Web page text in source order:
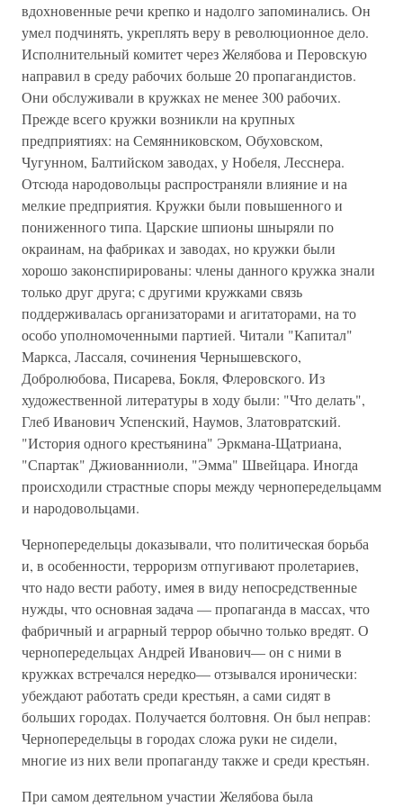
вдохновенные речи крепко и надолго запоминались. Он
умел подчинять, укреплять веру в революционное дело.
Исполнительный комитет через Желябова и Перовскую
направил в среду рабочих больше 20 пропагандистов.
Они обслуживали в кружках не менее 300 рабочих.
Прежде всего кружки возникли на крупных
предприятиях: на Семянниковском, Обуховском,
Чугунном, Балтийском заводах, у Нобеля, Лесснера.
Отсюда народовольцы распространяли влияние и на
мелкие предприятия. Кружки были повышенного и
пониженного типа. Царские шпионы шныряли по
окраинам, на фабриках и заводах, но кружки были
хорошо законспирированы: члены данного кружка знали
только друг друга; с другими кружками связь
поддерживалась организаторами и агитаторами, на то
особо уполномоченными партией. Читали "Капитал"
Маркса, Лассаля, сочинения Чернышевского,
Добролюбова, Писарева, Бокля, Флеровского. Из
художественной литературы в ходу были: "Что делать",
Глеб Иванович Успенский, Наумов, Златовратский.
"История одного крестьянина" Эркмана-Щатриана,
"Спартак" Джиованниоли, "Эмма" Швейцара. Иногда
происходили страстные споры между чернопередельцамм
и народовольцами.
Чернопередельцы доказывали, что политическая борьба
и, в особенности, терроризм отпугивают пролетариев,
что надо вести работу, имея в виду непосредственные
нужды, что основная задача — пропаганда в массах, что
фабричный и аграрный террор обычно только вредят. О
чернопередельцах Андрей Иванович— он с ними в
кружках встречался нередко— отзывался иронически:
убеждают работать среди крестьян, а сами сидят в
больших городах. Получается болтовня. Он был неправ:
Чернопередельцы в городах сложа руки не сидели,
многие из них вели пропаганду также и среди крестьян.
При самом деятельном участии Желябова была